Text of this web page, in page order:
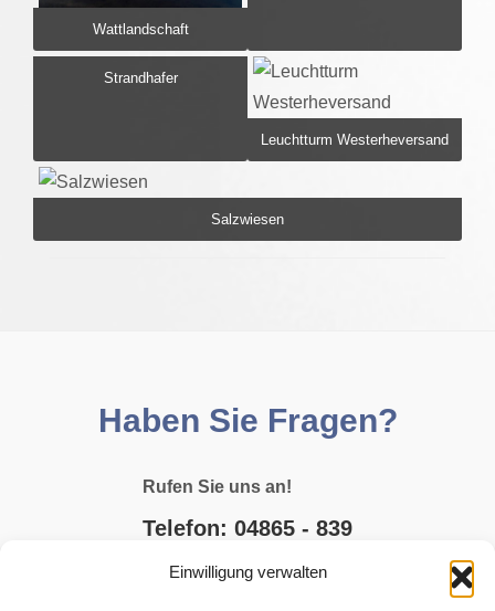
Einwilligung verwalten
Wattlandschaft
Strandhafer
Leuchtturm Westerheversand
Salzwiesen
Haben Sie Fragen?
Rufen Sie uns an!
Telefon: 04865 - 839